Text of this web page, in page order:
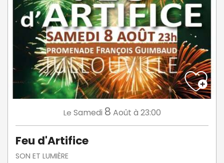
Le Samedi 8 Août à 23:00
Feu d'Artifice
SON ET LUMIÈRE